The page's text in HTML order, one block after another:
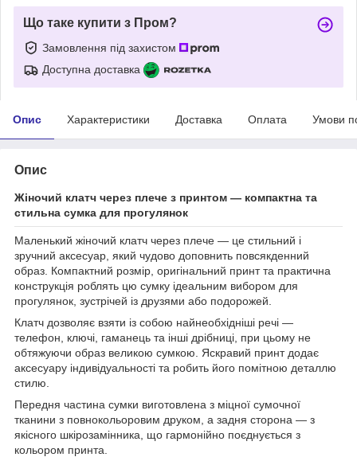
Що таке купити з Пром?
Замовлення під захистом
Доступна доставка
Опис Характеристики Доставка Оплата Умови
Опис
Жіночий клатч через плече з принтом — компактна та
стильна сумка для прогулянок
Маленький жіночий клатч через плече — це стильний і
зручний аксесуар, який чудово доповнить повсякденний
образ. Компактний розмір, оригінальний принт та практична
конструкція роблять цю сумку ідеальним вибором для
прогулянок, зустрічей із друзями або подорожей.
Клатч дозволяє взяти із собою найнеобхідніші речі —
телефон, ключі, гаманець та інші дрібниці, при цьому не
обтяжуючи образ великою сумкою. Яскравий принт додає
аксесуару індивідуальності та робить його помітною деталлю
стилю.
Передня частина сумки виготовлена з міцної сумочної
тканини з повнокольоровим друком, а задня сторона — з
якісного шкірозамінника, що гармонійно поєднується з
кольором принта.